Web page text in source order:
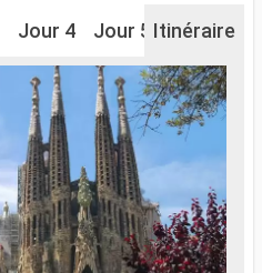
Jour 4 Jour 5 Jour 6
Itinéraire